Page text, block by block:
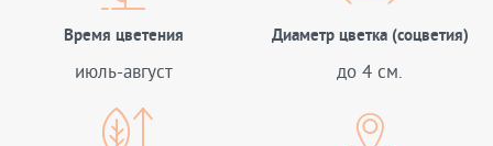
Время цветения
июль-август
Диаметр цветка (соцветия)
до 4 см.